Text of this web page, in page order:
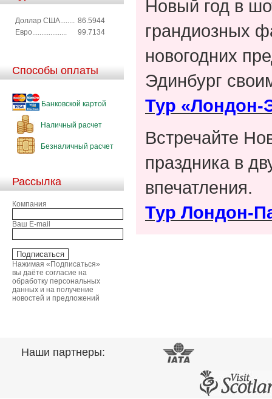
Доллар США........ 86.5944
Евро...................
99.7134
Способы оплаты
Банковской картой
Наличный расчет
Безналичный расчет
Рассылка
Компания
Ваш E-mail
Нажимая «Подписаться»
вы даёте согласие на
обработку персональных
данных и на получение
новостей и предложений
Новый год в
грандиозных
новогодних
Эдинбург
Тур «Лондон-
Встречайте
праздника в
впечатления.
Тур Лондон-
Наши партнеры: